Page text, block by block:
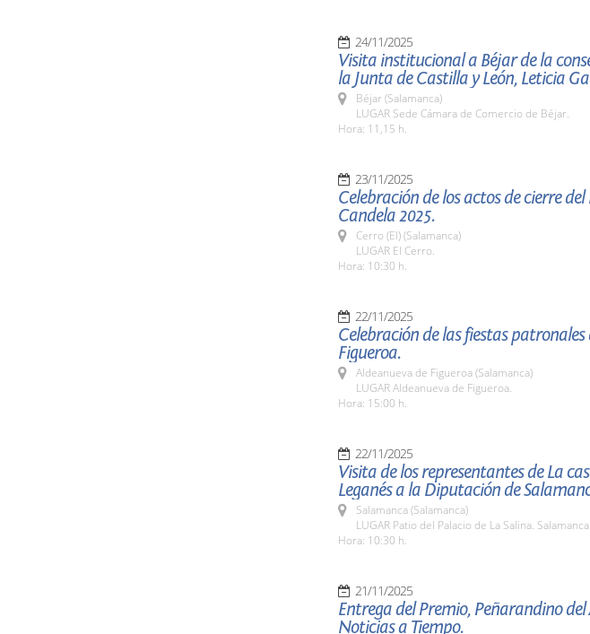
24/11/2025
Visita institucional a Béjar de la
la Junta de Castilla y León, Leticia
Béjar (Salamanca)
LUGAR Sede Cámara de Comercio de Béjar.
Hora: 11,15 h.
23/11/2025
Celebración de los actos de cierre
Candela 2025.
Cerro (El) (Salamanca)
LUGAR El Cerro.
Hora: 10:30 h.
22/11/2025
Celebración de las fiestas patronales
Figueroa.
Aldeanueva de Figueroa (Salamanca)
LUGAR Aldeanueva de Figueroa.
Hora: 15:00 h.
22/11/2025
Visita de los representantes de La
Leganés a la Diputación de
Salamanca (Salamanca)
LUGAR Patio del Palacio de La Salina. Salamanca.
Hora: 10:30 h.
21/11/2025
Entrega del Premio, Peñarandino
Noticias a Tiempo.